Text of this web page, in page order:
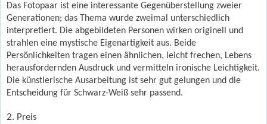
Das Fotopaar ist eine interessante Gegenüberstellung zweier
Generationen; das Thema wurde zweimal unterschiedlich
interpretiert. Die abgebildeten Personen wirken originell und
strahlen eine mystische Eigenartigkeit aus. Beide
Persönlichkeiten tragen einen ähnlichen, leicht frechen, Lebens
herausfordernden Ausdruck und vermitteln ironische Leichtigkeit.
Die künstlerische Ausarbeitung ist sehr gut gelungen und die
Entscheidung für Schwarz-Weiß sehr passend.
2. Preis